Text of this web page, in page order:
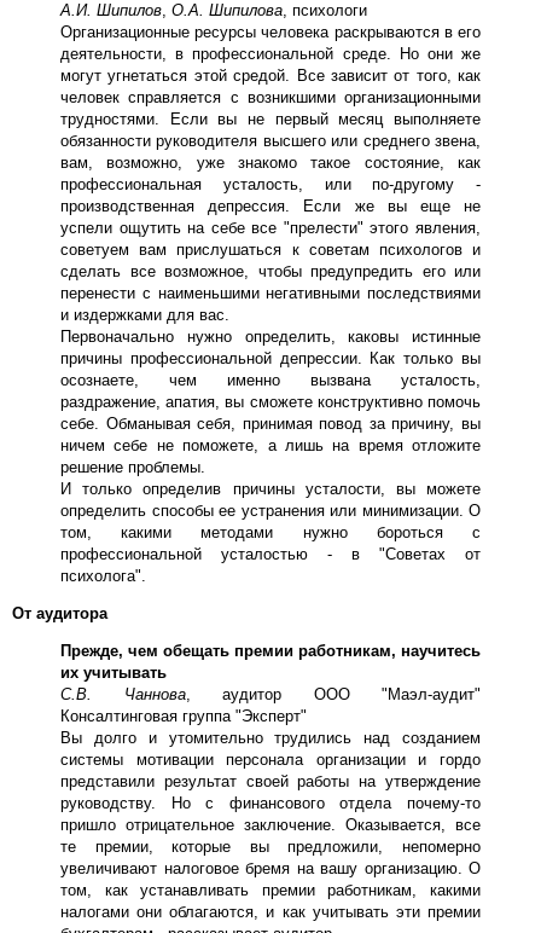
А.И. Шипилов, О.А. Шипилова, психологи
Организационные ресурсы человека раскрываются в его
деятельности, в профессиональной среде. Но они же
могут угнетаться этой средой. Все зависит от того, как
человек справляется с возникшими организационными
трудностями. Если вы не первый месяц выполняете
обязанности руководителя высшего или среднего звена,
вам, возможно, уже знакомо такое состояние, как
профессиональная усталость, или по-другому -
производственная депрессия. Если же вы еще не
успели ощутить на себе все "прелести" этого явления,
советуем вам прислушаться к советам психологов и
сделать все возможное, чтобы предупредить его или
перенести с наименьшими негативными последствиями
и издержками для вас.
Первоначально нужно определить, каковы истинные
причины профессиональной депрессии. Как только вы
осознаете, чем именно вызвана усталость,
раздражение, апатия, вы сможете конструктивно помочь
себе. Обманывая себя, принимая повод за причину, вы
ничем себе не поможете, а лишь на время отложите
решение проблемы.
И только определив причины усталости, вы можете
определить способы ее устранения или минимизации. О
том, какими методами нужно бороться с
профессиональной усталостью - в "Советах от
психолога".
От аудитора
Прежде, чем обещать премии работникам, научитесь
их учитывать
С.В. Чаннова, аудитор ООО "Маэл-аудит"
Консалтинговая группа "Эксперт"
Вы долго и утомительно трудились над созданием
системы мотивации персонала организации и гордо
представили результат своей работы на утверждение
руководству. Но с финансового отдела почему-то
пришло отрицательное заключение. Оказывается, все
те премии, которые вы предложили, непомерно
увеличивают налоговое бремя на вашу организацию. О
том, как устанавливать премии работникам, какими
налогами они облагаются, и как учитывать эти премии